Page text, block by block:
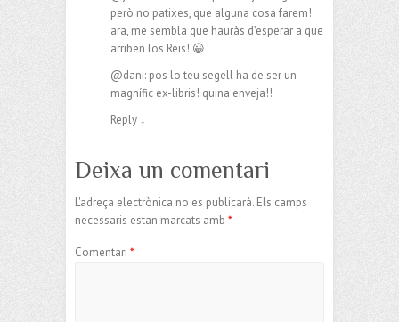
però no patixes, que alguna cosa farem!
ara, me sembla que hauràs d’esperar a que
arriben los Reis! 😀
@dani: pos lo teu segell ha de ser un
magnífic ex-libris! quina enveja!!
Reply ↓
Deixa un comentari
L'adreça electrònica no es publicarà. Els camps
necessaris estan marcats amb *
Comentari *